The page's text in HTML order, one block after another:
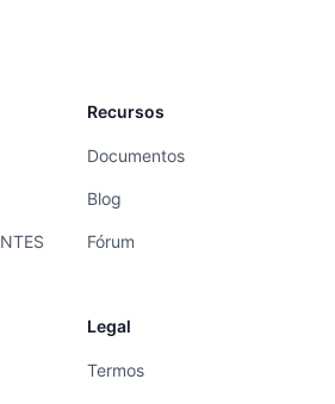
Recursos
Documentos
Blog
Fórum
Legal
Termos